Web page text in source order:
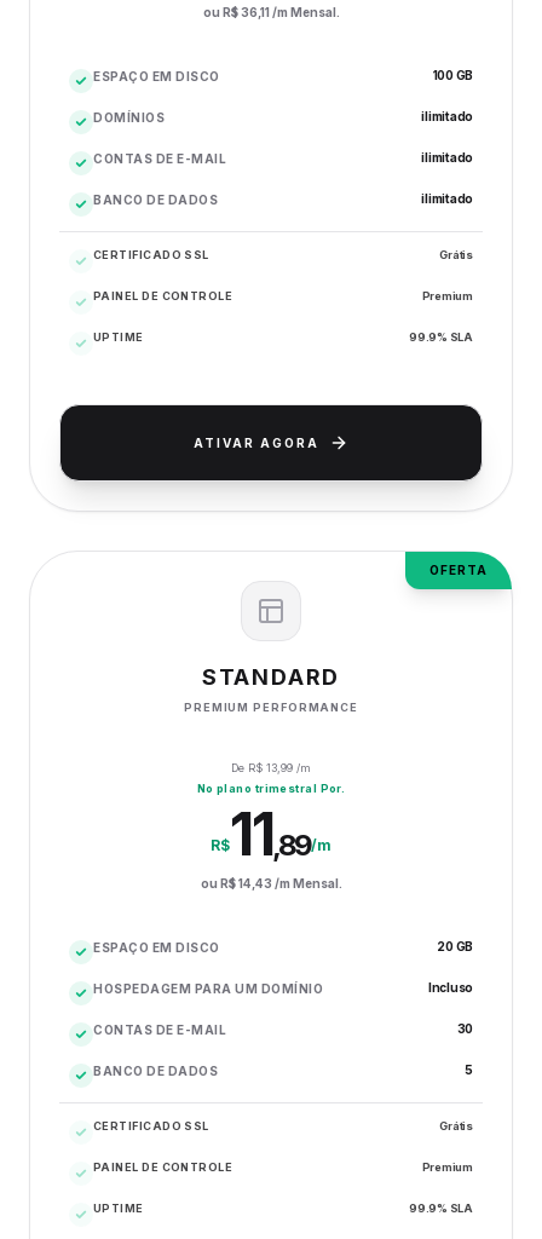
ou R$36,11 /m Mensal.
ESPAÇO EM DISCO 100 GB
DOMÍNIOS ilimitado
CONTAS DE E-MAIL ilimitado
BANCO DE DADOS ilimitado
CERTIFICADO SSL Grátis
PAINEL DE CONTROLE Premium
UPTIME 99.9% SLA
ATIVAR AGORA
OFERTA
STANDARD
PREMIUM PERFORMANCE
De R$ 13,99 /m
No plano trimestral Por.
R$11,89/m
ou R$14,43 /m Mensal.
ESPAÇO EM DISCO 20 GB
HOSPEDAGEM PARA UM DOMÍNIO Incluso
CONTAS DE E-MAIL 30
BANCO DE DADOS 5
CERTIFICADO SSL Grátis
PAINEL DE CONTROLE Premium
UPTIME 99.9% SLA